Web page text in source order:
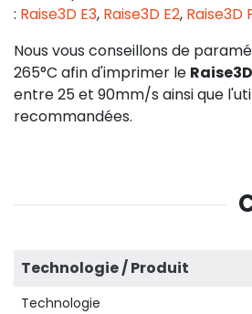
: Raise3D E3, Raise3D E2, Raise3D
Nous vous conseillons de
265°C afin d'imprimer le
entre 25 et 90mm/s ainsi que
recommandées.
Technologie / Produit
Technologie